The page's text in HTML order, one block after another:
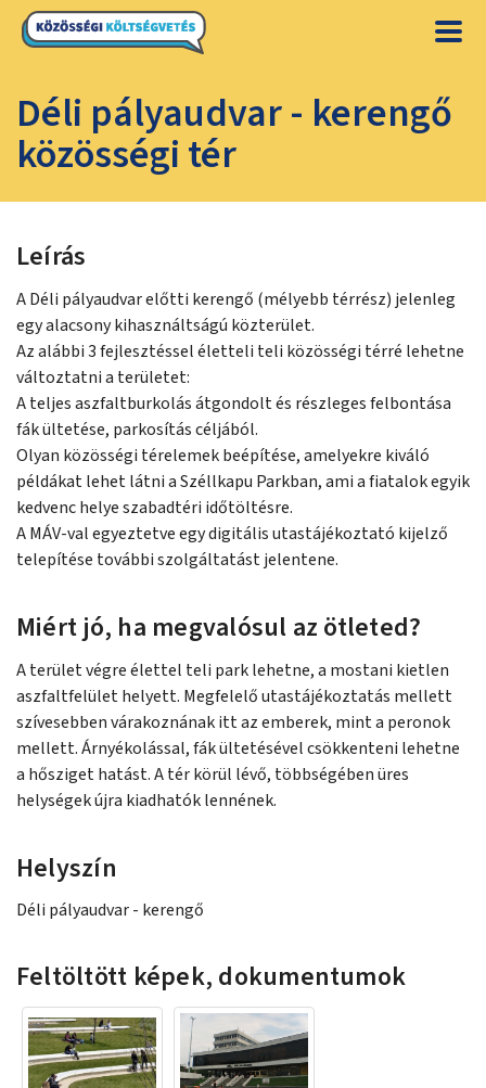
Déli pályaudvar - kerengő
közösségi tér
Leírás
A Déli pályaudvar előtti kerengő (mélyebb térrész) jelenleg
egy alacsony kihasználtságú közterület.
Az alábbi 3 fejlesztéssel életteli teli közösségi térré lehetne
változtatni a területet:
A teljes aszfaltburkolás átgondolt és részleges felbontása
fák ültetése, parkosítás céljából.
Olyan közösségi térelemek beépítése, amelyekre kiváló
példákat lehet látni a Széllkapu Parkban, ami a fiatalok egyik
kedvenc helye szabadtéri időtöltésre.
A MÁV-val egyeztetve egy digitális utastájékoztató kijelző
telepítése további szolgáltatást jelentene.
Miért jó, ha megvalósul az ötleted?
A terület végre élettel teli park lehetne, a mostani kietlen
aszfaltfelület helyett. Megfelelő utastájékoztatás mellett
szívesebben várakoznának itt az emberek, mint a peronok
mellett. Árnyékolással, fák ültetésével csökkenteni lehetne
a hősziget hatást. A tér körül lévő, többségében üres
helységek újra kiadhatók lennének.
Helyszín
Déli pályaudvar - kerengő
Feltöltött képek, dokumentumok